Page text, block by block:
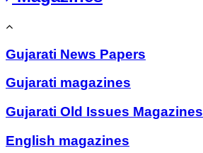
Gujarati News Papers
Gujarati magazines
Gujarati Old Issues Magazines
English magazines